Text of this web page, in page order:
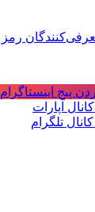
پیج اینستاگرام
آپارات
تلگرام